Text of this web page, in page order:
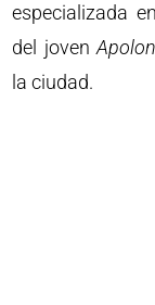
especializada
del joven
la ciudad.